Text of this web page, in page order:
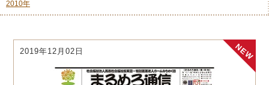
2010年
2019年12月02日